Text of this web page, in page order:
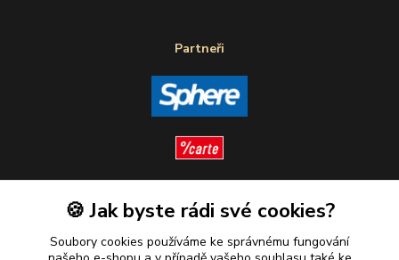
Partneři
Sledujte nás
🍪 Jak byste rádi své cookies?
Soubory cookies používáme ke správnému fungování